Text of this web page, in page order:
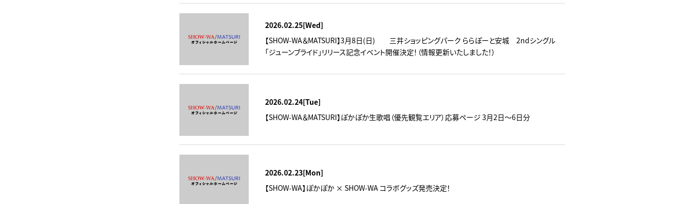
2026.02.25[Wed]
【SHOW-WA＆MATSURI】3月8日(日) 三井ショッピングパーク ららぽーと安城 2ndシングル
「ジューンブライド」リリース記念イベント開催決定！（情報更新いたしました！）
2026.02.24[Tue]
【SHOW-WA＆MATSURI】ぽかぽか生歌唱（優先観覧エリア）応募ページ 3月2日～6日分
2026.02.23[Mon]
【SHOW-WA】ぽかぽか × SHOW-WA コラボグッズ発売決定！